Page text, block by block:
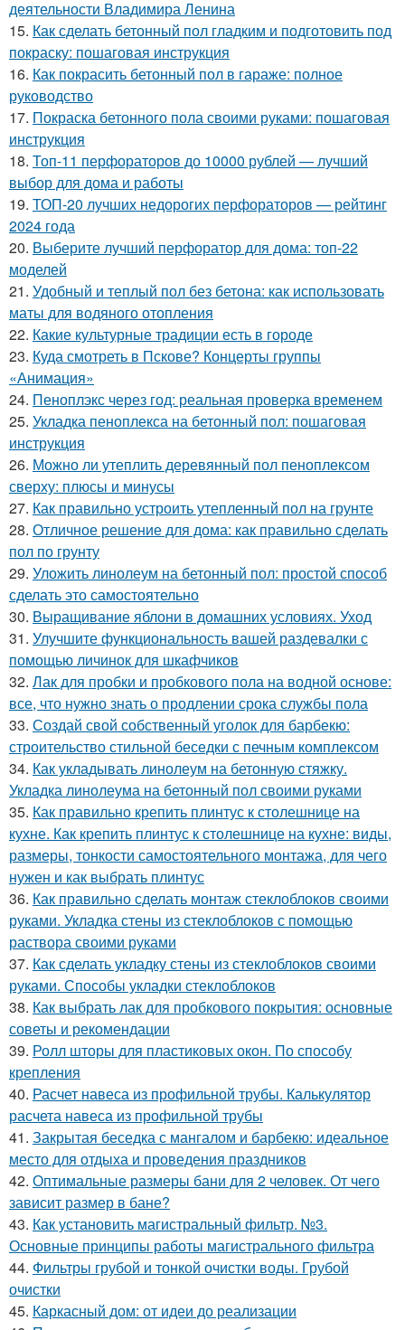
деятельности Владимира Ленина
15. Как сделать бетонный пол гладким и подготовить под
покраску: пошаговая инструкция
16. Как покрасить бетонный пол в гараже: полное
руководство
17. Покраска бетонного пола своими руками: пошаговая
инструкция
18. Топ-11 перфораторов до 10000 рублей — лучший
выбор для дома и работы
19. ТОП-20 лучших недорогих перфораторов — рейтинг
2024 года
20. Выберите лучший перфоратор для дома: топ-22
моделей
21. Удобный и теплый пол без бетона: как использовать
маты для водяного отопления
22. Какие культурные традиции есть в городе
23. Куда смотреть в Пскове? Концерты группы
«Анимация»
24. Пеноплэкс через год: реальная проверка временем
25. Укладка пеноплекса на бетонный пол: пошаговая
инструкция
26. Можно ли утеплить деревянный пол пеноплексом
сверху: плюсы и минусы
27. Как правильно устроить утепленный пол на грунте
28. Отличное решение для дома: как правильно сделать
пол по грунту
29. Уложить линолеум на бетонный пол: простой способ
сделать это самостоятельно
30. Выращивание яблони в домашних условиях. Уход
31. Улучшите функциональность вашей раздевалки с
помощью личинок для шкафчиков
32. Лак для пробки и пробкового пола на водной основе:
все, что нужно знать о продлении срока службы пола
33. Создай свой собственный уголок для барбекю:
строительство стильной беседки с печным комплексом
34. Как укладывать линолеум на бетонную стяжку.
Укладка линолеума на бетонный пол своими руками
35. Как правильно крепить плинтус к столешнице на
кухне. Как крепить плинтус к столешнице на кухне: виды,
размеры, тонкости самостоятельного монтажа, для чего
нужен и как выбрать плинтус
36. Как правильно сделать монтаж стеклоблоков своими
руками. Укладка стены из стеклоблоков с помощью
раствора своими руками
37. Как сделать укладку стены из стеклоблоков своими
руками. Способы укладки стеклоблоков
38. Как выбрать лак для пробкового покрытия: основные
советы и рекомендации
39. Ролл шторы для пластиковых окон. По способу
крепления
40. Расчет навеса из профильной трубы. Калькулятор
расчета навеса из профильной трубы
41. Закрытая беседка с мангалом и барбекю: идеальное
место для отдыха и проведения праздников
42. Оптимальные размеры бани для 2 человек. От чего
зависит размер в бане?
43. Как установить магистральный фильтр. №3.
Основные принципы работы магистрального фильтра
44. Фильтры грубой и тонкой очистки воды. Грубой
очистки
45. Каркасный дом: от идеи до реализации